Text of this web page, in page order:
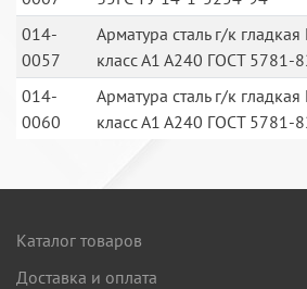
014-
0057
Арматура сталь г/к
класс А1 А240 ГОСТ 5781-
014-
0060
Арматура сталь г/к
класс А1 А240 ГОСТ 5781-
Каталог товаров
Доставка и оплата